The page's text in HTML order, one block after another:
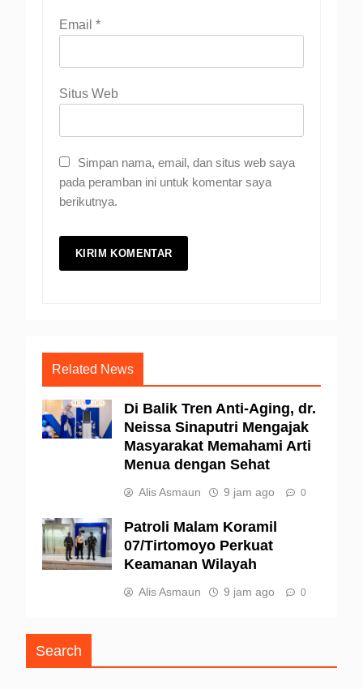
Email *
Situs Web
Simpan nama, email, dan situs web saya
pada peramban ini untuk komentar saya
berikutnya.
Related News
Di Balik Tren Anti-Aging, dr.
Neissa Sinaputri Mengajak
Masyarakat Memahami Arti
Menua dengan Sehat
Alis Asmaun 9 jam ago 0
Patroli Malam Koramil
07/Tirtomoyo Perkuat
Keamanan Wilayah
Alis Asmaun 9 jam ago 0
Search